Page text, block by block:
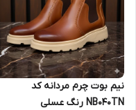
نیم بوت چرم مردانه کد
NB040TN رنگ عسلی